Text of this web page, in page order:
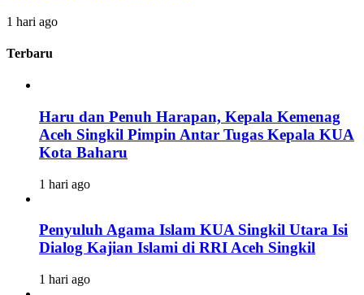
1 hari ago
Terbaru
Haru dan Penuh Harapan, Kepala Kemenag
Aceh Singkil Pimpin Antar Tugas Kepala KUA
Kota Baharu
1 hari ago
Penyuluh Agama Islam KUA Singkil Utara Isi
Dialog Kajian Islami di RRI Aceh Singkil
1 hari ago